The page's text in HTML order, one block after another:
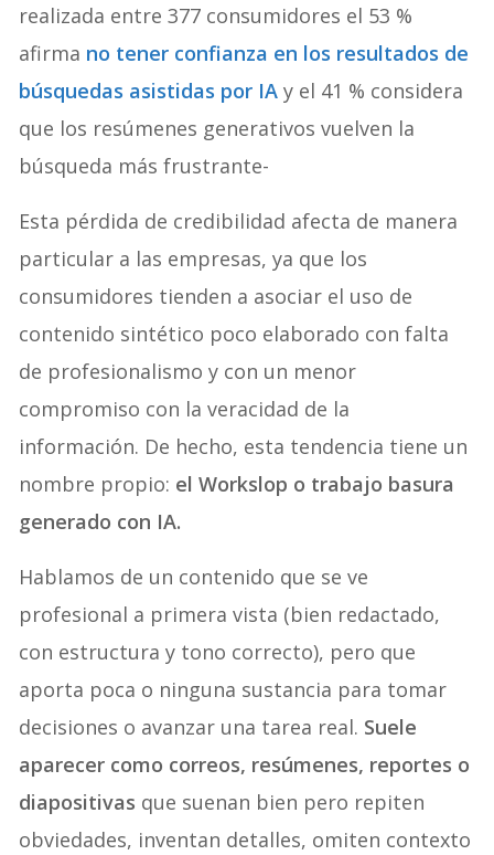
realizada entre 377 consumidores el 53 %
afirma no tener confianza en los resultados de
búsquedas asistidas por IA y el 41 % considera
que los resúmenes generativos vuelven la
búsqueda más frustrante-
Esta pérdida de credibilidad afecta de manera
particular a las empresas, ya que los
consumidores tienden a asociar el uso de
contenido sintético poco elaborado con falta
de profesionalismo y con un menor
compromiso con la veracidad de la
información. De hecho, esta tendencia tiene un
nombre propio: el Workslop o trabajo basura
generado con IA.
Hablamos de un contenido que se ve
profesional a primera vista (bien redactado,
con estructura y tono correcto), pero que
aporta poca o ninguna sustancia para tomar
decisiones o avanzar una tarea real. Suele
aparecer como correos, resúmenes, reportes o
diapositivas que suenan bien pero repiten
obviedades, inventan detalles, omiten contexto